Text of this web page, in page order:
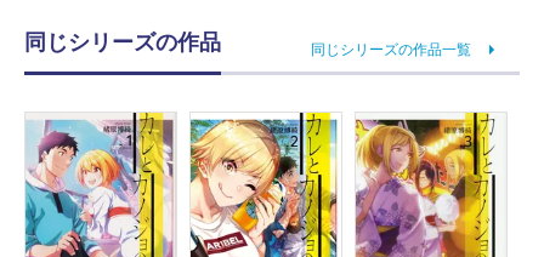
同じシリーズの作品 同じシリーズの作品一覧